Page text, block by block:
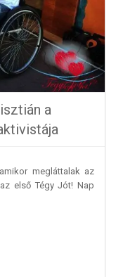
a
megláttalak az
első Tégy Jót! Nap